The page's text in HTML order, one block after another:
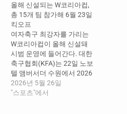
KOREA LEAGUE(국문 표기
‘2019 펍지 코리아 리그’, 이
하 PKL 2019) 운영 계획을
21일…
올해 신설되는 W코리아컵,
총 15개 팀 참가해 6월 23일
킥오프
여자축구 최강자를 가리는
W코리아컵이 올해 신설돼
시범 운영에 들어간다. 대한
축구협회(KFA)는 22일 노보
텔 앰버서더 수원에서 2026
W코리아컵 대진 추첨을 실
시했다. 이 자리에서 협회는
2026년 5월 26일
"스포츠"에서